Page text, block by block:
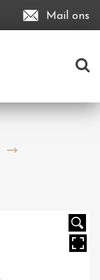
Mail ons